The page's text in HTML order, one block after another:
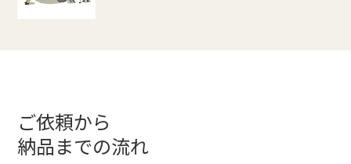
ご依頼から
納品までの流れ